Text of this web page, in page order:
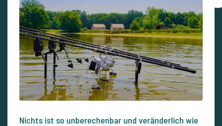
Nichts ist so unberechenbar und veränderlich wie